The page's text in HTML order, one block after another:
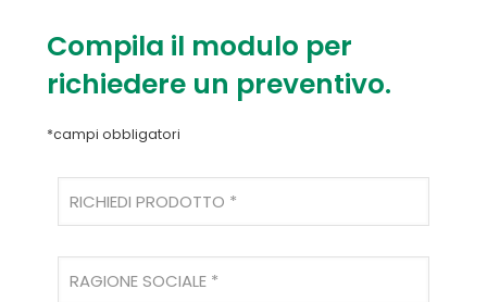
Compila il modulo per
richiedere un preventivo.
*campi obbligatori